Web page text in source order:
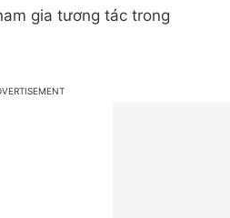
gia tương tác trong